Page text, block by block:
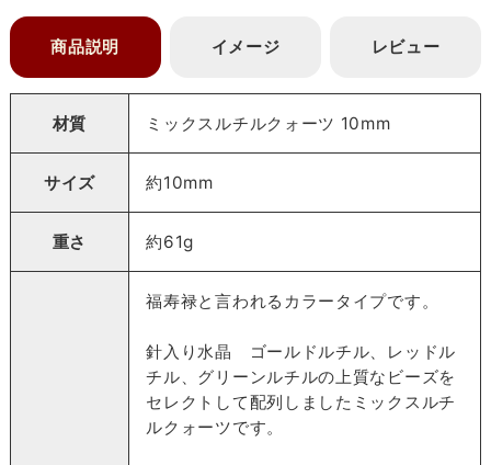
商品説明 イメージ レビュー
材質 ミックスルチルクォーツ 10mm
サイズ 約10mm
重さ 約61g
福寿禄と言われるカラータイプです。
針入り水晶 ゴールドルチル、レッドル
チル、グリーンルチルの上質なビーズを
セレクトして配列しましたミックスルチ
ルクォーツです。